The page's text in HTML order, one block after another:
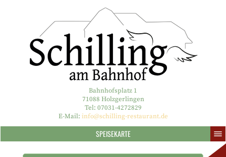
Bahnhofsplatz 1
71088 Holzgerlingen
Tel: 07031-4272829
E-Mail: info@schilling-restaurant.de
SPEISEKARTE